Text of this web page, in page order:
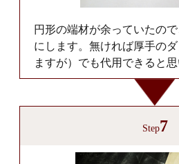
円形の端材が余っていたの
にします。無ければ厚手の
ますが）でも代用できると思
Step7